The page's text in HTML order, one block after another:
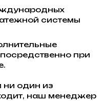
системы
при
ни один из
наш менеджер